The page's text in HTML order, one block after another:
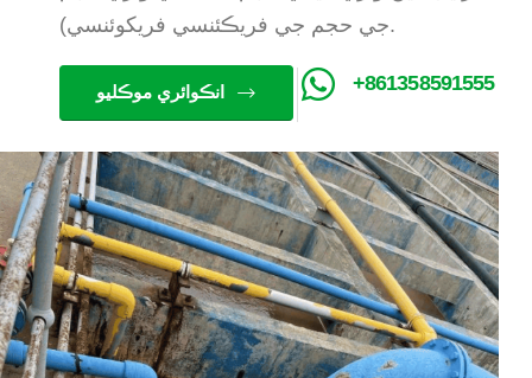
جي حجم جي فريڪئنسي فریکوئنسي).
انڪوائري موڪليو +861358591555